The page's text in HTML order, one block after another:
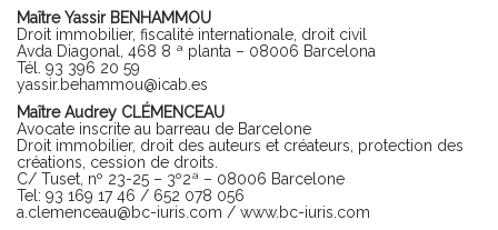
Maître Yassir BENHAMMOU
Droit immobilier, fiscalité internationale, droit civil
Avda Diagonal, 468 8 ª planta – 08006 Barcelona
Tél. 93 396 20 59
yassir.behammou@icab.es
Maître Audrey CLÉMENCEAU
Avocate inscrite au barreau de Barcelone
Droit immobilier, droit des auteurs et créateurs, protection des
créations, cession de droits.
C/ Tuset, nº 23-25 – 3º2ª – 08006 Barcelone
Tel: 93 169 17 46 / 652 078 056
a.clemenceau@bc-iuris.com / www.bc-iuris.com